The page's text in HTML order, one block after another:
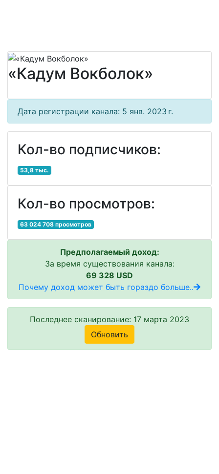
«Кадум Вокболок»
Дата регистрации канала: 5 янв. 2023 г.
Кол-во подписчиков:
53,8 тыс.
Кол-во просмотров:
63 024 708 просмотров
Предполагаемый доход:
За время существования канала:
69 328 USD
Почему доход может быть гораздо больше..
Последнее сканирование: 17 марта 2023
Обновить